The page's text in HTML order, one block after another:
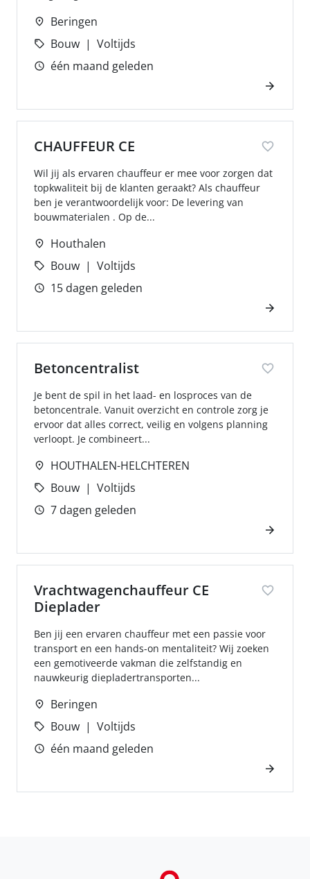
Beringen
Bouw
Voltijds
één maand geleden
CHAUFFEUR CE
Wil jij als ervaren chauffeur er mee voor zorgen dat
topkwaliteit bij de klanten geraakt? Als chauffeur
ben je verantwoordelijk voor: De levering van
bouwmaterialen . Op de...
Houthalen
Bouw
Voltijds
15 dagen geleden
Betoncentralist
Je bent de spil in het laad- en losproces van de
betoncentrale. Vanuit overzicht en controle zorg je
ervoor dat alles correct, veilig en volgens planning
verloopt. Je combineert...
HOUTHALEN-HELCHTEREN
Bouw
Voltijds
7 dagen geleden
Vrachtwagenchauffeur CE
Dieplader
Ben jij een ervaren chauffeur met een passie voor
transport en een hands-on mentaliteit? Wij zoeken
een gemotiveerde vakman die zelfstandig en
nauwkeurig diepladertransporten...
Beringen
Bouw
Voltijds
één maand geleden